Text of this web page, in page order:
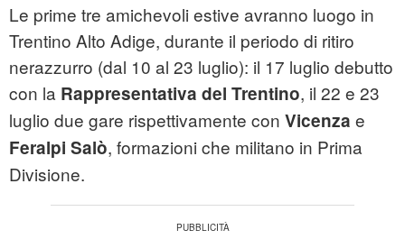
Le prime tre amichevoli estive avranno luogo in
Trentino Alto Adige, durante il periodo di ritiro
nerazzurro (dal 10 al 23 luglio): il 17 luglio debutto
con la Rappresentativa del Trentino, il 22 e 23
luglio due gare rispettivamente con Vicenza e
Feralpi Salò, formazioni che militano in Prima
Divisione.